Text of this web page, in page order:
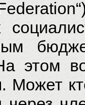
этом
Может